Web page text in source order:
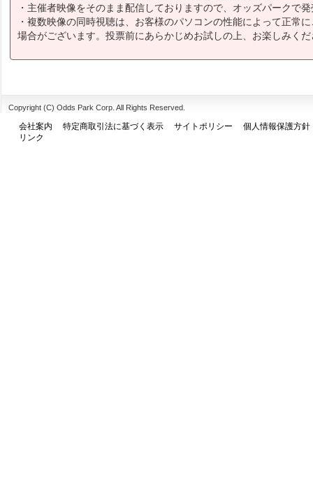
・主催者映像をそのまま配信しておりますので、オッズパークで
・複数映像の同時視聴は、お客様のパソコンの性能によって正常
場合がございます。投票前にあらかじめお試しの上、お楽しみく
Copyright (C) Odds Park Corp. All Rights Reserved.
会社案内 特定商取引法に基づく表示 サイトポリシー
個人情報保護方針
リンク